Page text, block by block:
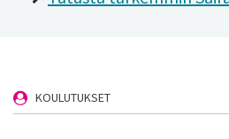
KOULUTUKSET